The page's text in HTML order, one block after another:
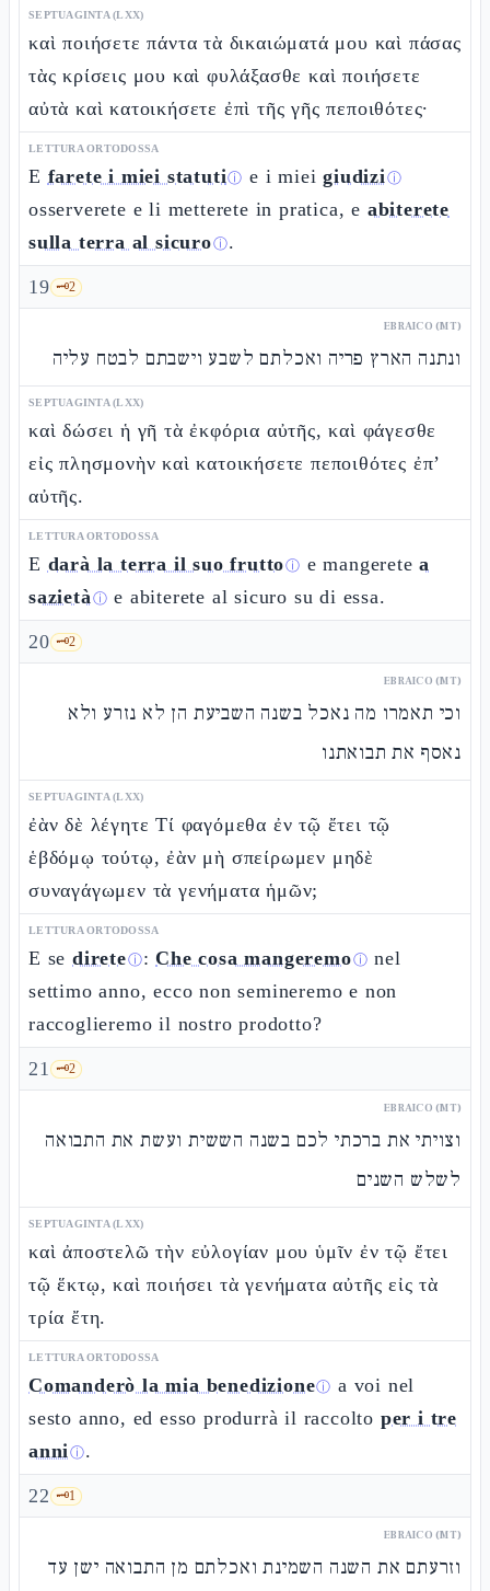
SEPTUAGINTA (LXX)
καὶ ποιήσετε πάντα τὰ δικαιώματά μου καὶ πάσας
τὰς κρίσεις μου καὶ φυλάξασθε καὶ ποιήσετε
αὐτὰ καὶ κατοικήσετε ἐπὶ τῆς γῆς πεποιθότες·
LETTURA ORTODOSSA
E farete i miei statutiⓘ e i mieigiudiziⓘ
osserverete e li metterete in pratica, e abiterete
sulla terra al sicuroⓘ.
19 🗝️2
EBRAICO (MT)
ונתנה הארץ פריה ואכלתם לשבע וישבתם לבטח עליה
SEPTUAGINTA (LXX)
καὶ δώσει ἡ γῆ τὰ ἐκφόρια αὐτῆς, καὶ φάγεσθε
εἰς πλησμονὴν καὶ κατοικήσετε πεποιθότες ἐπ’
αὐτῆς.
LETTURA ORTODOSSA
E darà la terra il suo fruttoⓘ e mangeretea
sazietàⓘ e abiterete al sicuro su di essa.
20 🗝️2
EBRAICO (MT)
וכי תאמרו מה נאכל בשנה השביעת הן לא נזרע ולא
נאסף את תבואתנו
SEPTUAGINTA (LXX)
ἐὰν δὲ λέγητε Τί φαγόμεθα ἐν τῷ ἔτει τῷ
ἑβδόμῳ τούτῳ, ἐὰν μὴ σπείρωμεν μηδὲ
συναγάγωμεν τὰ γενήματα ἡμῶν;
LETTURA ORTODOSSA
E se direteⓘ: Che cosa mangeremoⓘ nel
settimo anno, ecco non semineremo e non
raccoglieremo il nostro prodotto?
21 🗝️2
EBRAICO (MT)
וצויתי את ברכתי לכם בשנה הששית ועשת את התבואה
לשלש השנים
SEPTUAGINTA (LXX)
καὶ ἀποστελῶ τὴν εὐλογίαν μου ὑμῖν ἐν τῷ ἔτει
τῷ ἕκτῳ, καὶ ποιήσει τὰ γενήματα αὐτῆς εἰς τὰ
τρία ἔτη.
LETTURA ORTODOSSA
Comanderò la mia benedizioneⓘ a voi nel
sesto anno, ed esso produrrà il raccolto per i tre
anniⓘ.
22 🗝️1
EBRAICO (MT)
וזרעתם את השנה השמינת ואכלתם מן התבואה ישן עד